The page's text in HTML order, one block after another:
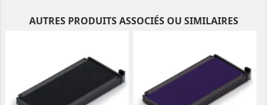
AUTRES PRODUITS ASSOCIÉS OU SIMILAIRES